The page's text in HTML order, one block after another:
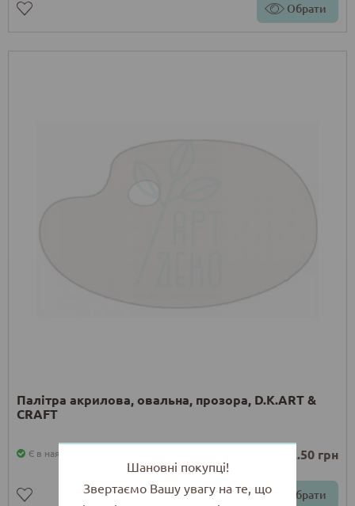
Обрати
Палітра акрилова, овальна, прозора, D.K.ART &
CRAFT
Є в наявності від 272.50 грн
Обрати
Шановні покупці!
Звертаємо Вашу увагу на те, що